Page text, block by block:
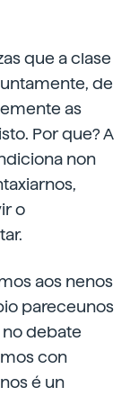
que a clase
de
as
Por que? A
non
o
aos nenos
pareceunos
debate
con
é un